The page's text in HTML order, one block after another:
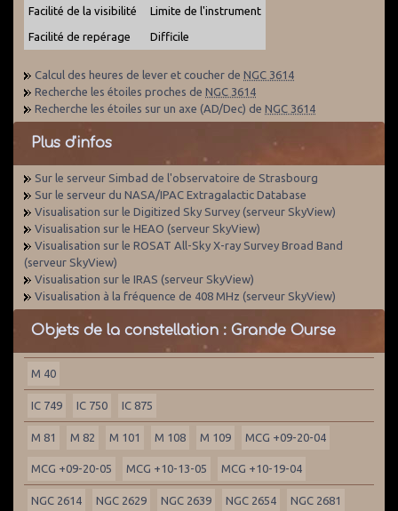
Facilité de la visibilité Limite de l'instrument
Facilité de repérage Difficile
Calcul des heures de lever et coucher de NGC 3614
Recherche les étoiles proches de NGC 3614
Recherche les étoiles sur un axe (AD/Dec) de NGC 3614
Plus d'infos
Sur le serveur Simbad de l'observatoire de Strasbourg
Sur le serveur du NASA/IPAC Extragalactic Database
Visualisation sur le Digitized Sky Survey (serveur SkyView)
Visualisation sur le HEAO (serveur SkyView)
Visualisation sur le ROSAT All-Sky X-ray Survey Broad Band
(serveur SkyView)
Visualisation sur le IRAS (serveur SkyView)
Visualisation à la fréquence de 408 MHz (serveur SkyView)
Objets de la constellation : Grande Ourse
M 40
IC 749 IC 750 IC 875
M 81 M 82 M 101 M 108 M 109 MCG +09-20-04
MCG +09-20-05 MCG +10-13-05 MCG +10-19-04
NGC 2614 NGC 2629 NGC 2639 NGC 2654 NGC 2681